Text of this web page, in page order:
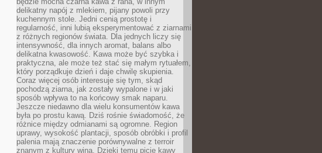
delikatny napój z mlekiem, pijany powoli przy
kuchennym stole. Jedni cenią prostotę i
regularność, inni lubią eksperymentować z ziarnami
z różnych regionów świata. Dla jednych liczy się
intensywność, dla innych aromat, balans albo
delikatna kwasowość. Kawa może być szybka i
praktyczna, ale może też stać się małym rytuałem,
który porządkuje dzień i daje chwilę skupienia.
Coraz więcej osób interesuje się tym, skąd
pochodzą ziarna, jak zostały wypalone i w jaki
sposób wpływa to na końcowy smak naparu.
Jeszcze niedawno dla wielu konsumentów kawa
była po prostu kawą. Dziś rośnie świadomość, że
różnice między odmianami są ogromne. Region
uprawy, wysokość plantacji, sposób obróbki i profil
palenia mają znaczenie porównywalne z terroir
znanym z kultury wina. Dzięki temu picie kawy